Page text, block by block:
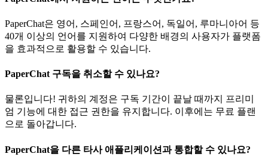
PaperChat은 영어, 스페인어, 프랑스어, 독일어, 루마니아어 등
40개 이상의 언어를 지원하여 다양한 배경의 사용자가 플랫폼
을 효과적으로 활용할 수 있습니다.
PaperChat 구독을 취소할 수 있나요?
물론입니다! 귀하의 계정은 구독 기간이 끝날 때까지 프리미
엄 기능에 대한 접근 권한을 유지합니다. 이후에는 무료 플랜
으로 돌아갑니다.
PaperChat을 다른 타사 애플리케이션과 통합할 수 있나요?